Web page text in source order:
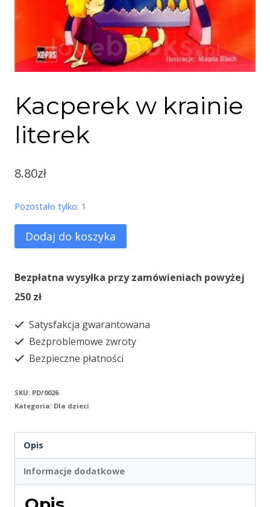
Kacperek w krainie
literek
8.80zł
Pozostało tylko: 1
ilość
Kacperek
w
krainie
Dodaj do koszyka
Bezpłatna wysyłka przy zamówieniach powyżej
250 zł
Satysfakcja gwarantowana
Bezproblemowe zwroty
Bezpieczne płatności
SKU: PD/0026
Kategoria: Dla dzieci
Opis
Informacje dodatkowe